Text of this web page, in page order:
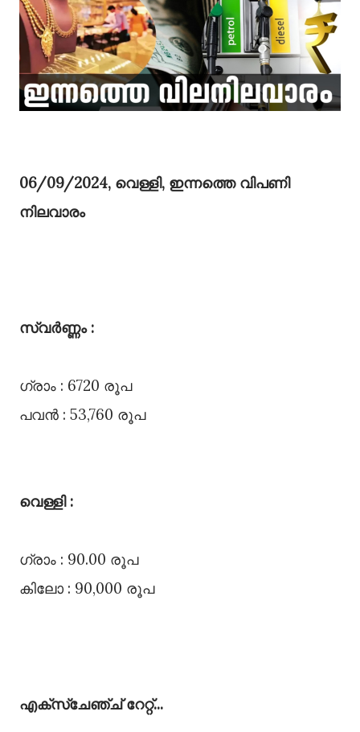
06/09/2024, വെള്ളി, ഇന്നത്തെ വിപണി
നിലവാരം
സ്വർണ്ണം :
ഗ്രാം : 6720 രൂപ
പവൻ : 53,760 രൂപ
വെള്ളി :
ഗ്രാം : 90.00 രൂപ
കിലോ : 90,000 രൂപ
എക്സ്ചേഞ്ച്‌ റേറ്റ്...